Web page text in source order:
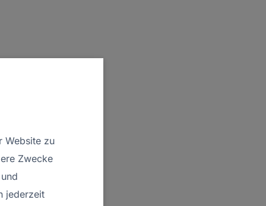
Website zu
Zwecke
jederzeit